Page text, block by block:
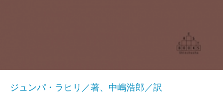
ジュンパ・ラヒリ／著、中嶋浩郎／訳